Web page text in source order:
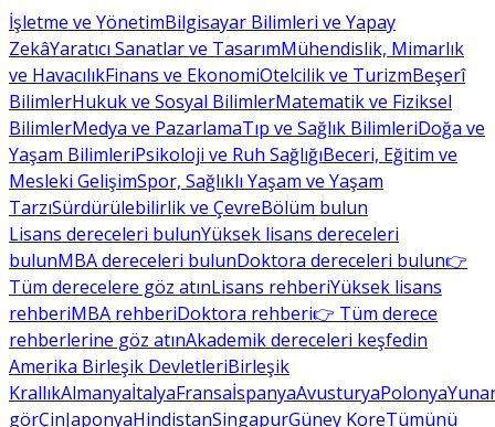
İşletme ve YönetimBilgisayar Bilimleri ve Yapay
ZekâYaratıcı Sanatlar ve TasarımMühendislik, Mimarlık
ve HavacılıkFinans ve EkonomiOtelcilik ve TurizmBeşerî
BilimlerHukuk ve Sosyal BilimlerMatematik ve Fiziksel
BilimlerMedya ve PazarlamaTıp ve Sağlık BilimleriDoğa ve
Yaşam BilimleriPsikoloji ve Ruh SağlığıBeceri, Eğitim ve
Mesleki GelişimSpor, Sağlıklı Yaşam ve Yaşam
TarzıSürdürülebilirlik ve ÇevreBölüm bulun
Lisans dereceleri bulunYüksek lisans dereceleri
bulunMBA dereceleri bulunDoktora dereceleri bulun👉
Tüm derecelere göz atınLisans rehberiYüksek lisans
rehberiMBA rehberiDoktora rehberi👉 Tüm derece
rehberlerine göz atınAkademik dereceleri keşfedin
Amerika Birleşik DevletleriBirleşik
KrallıkAlmanyaİtalyaFransaİspanyaAvusturyaPolonya
görÇinJaponyaHindistanSingapurGüney KoreTümünü